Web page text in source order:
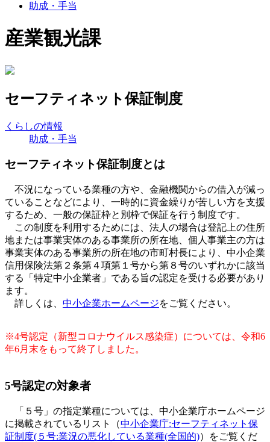
助成・手当
産業観光課
セーフティネット保証制度
くらしの情報
助成・手当
セーフティネット保証制度とは
不況になっている業種の方や、金融機関からの借入が減っ
ていることなどにより、一時的に資金繰りが苦しい方を支援
するため、一般の保証枠と別枠で保証を行う制度です。
この制度を利用するためには、法人の場合は登記上の住所
地または事業実体のある事業所の所在地、個人事業主の方は
事業実体のある事業所の所在地の市町村長により、中小企業
信用保険法第２条第４項第１号から第８号のいずれかに該当
する「特定中小企業者」である旨の認定を受ける必要があり
ます。
詳しくは、 中小企業ホームページをご覧ください。
※4号認定（新型コロナウイルス感染症）については、令和6
年6月末をもって終了しました。
5号認定の対象者
「５号」の指定業種については、中小企業庁ホームページ
に掲載されているリスト（中小企業庁:セーフティネット保
証制度(５号:業況の悪化している業種(全国的)）をご覧くだ